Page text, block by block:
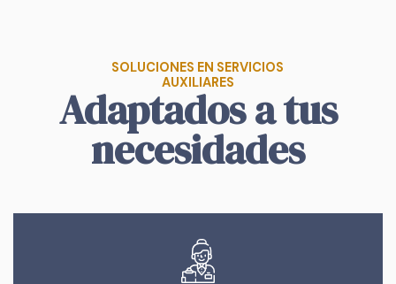
SOLUCIONES EN SERVICIOS
AUXILIARES
Adaptados a tus
necesidades